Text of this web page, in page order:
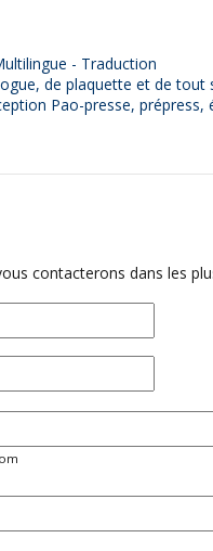
- Traduction
de plaquette et de
Pao-presse, prépress,
contacterons dans les